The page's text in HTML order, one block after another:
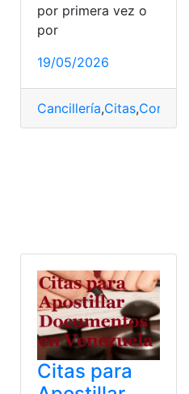
por primera vez o
por
19/05/2026
Cancillería,Citas,
Citas para